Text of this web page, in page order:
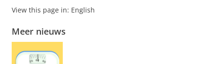
View this page in: English
Meer nieuws